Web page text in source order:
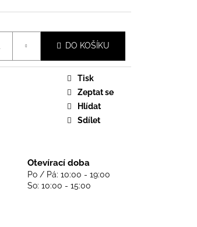
DO KOŠÍKU
Tisk
Zeptat se
Hlídat
Sdílet
Otevírací doba
Po / Pá: 10:00 - 19:00
So: 10:00 - 15:00